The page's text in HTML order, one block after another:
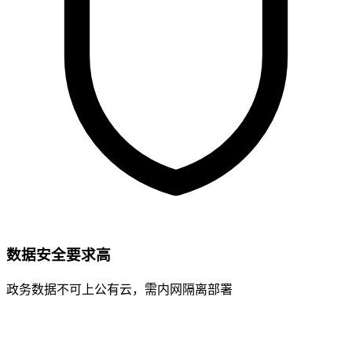
数据安全要求高
政务数据不可上公有云，需内网隔离部署